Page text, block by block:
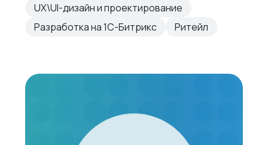
UX\UI-дизайн и проектирование
Разработка на 1С-Битрикс
Ритейл